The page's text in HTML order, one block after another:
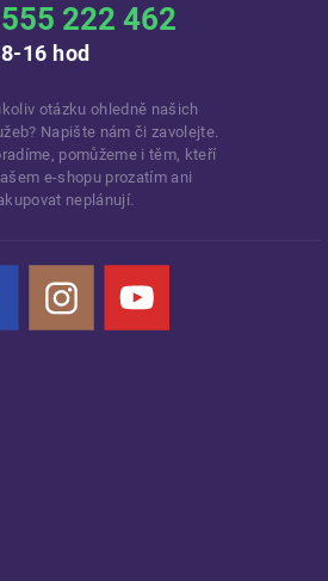
555 222 462
8-16 hod
otázku ohledně našich
Napište nám či zavolejte.
pomůžeme i těm, kteří
e-shopu prozatím ani
neplánují.
Instagram YouTube